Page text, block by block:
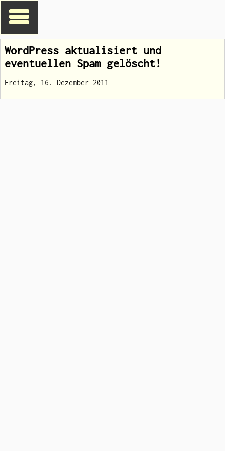
WordPress aktualisiert und
eventuellen Spam gelöscht!
Freitag, 16. Dezember 2011